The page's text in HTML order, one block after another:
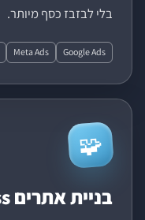
בלי לבזבז כסף מיותר.
Google Ads
Meta Ads
🧩
בניית אתרים WordPress